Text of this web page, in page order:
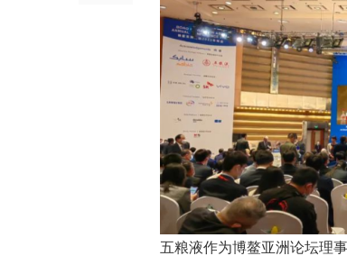
五粮液作为博鳌亚洲论坛理